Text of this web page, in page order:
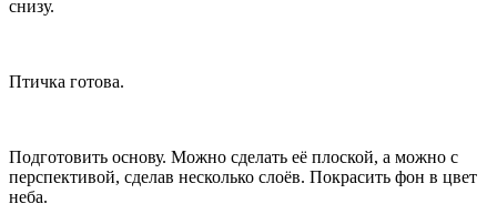
снизу.
Птичка готова.
Подготовить основу. Можно сделать её плоской, а можно с
перспективой, сделав несколько слоёв. Покрасить фон в цвет
неба.